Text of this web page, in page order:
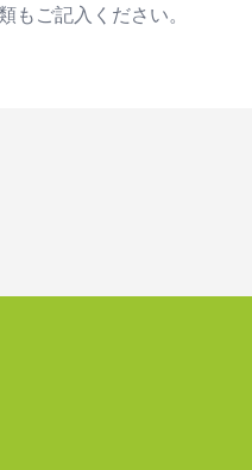
もご記入ください。